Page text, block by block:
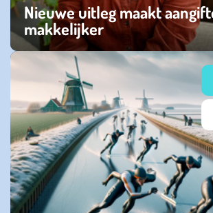
Nieuwe uitleg maakt
makkelijker
vrijdag 20 maart 2026